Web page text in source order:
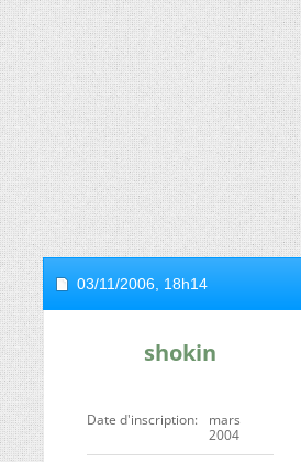
03/11/2006, 18h14
shokin
Date d'inscription
mars
2004